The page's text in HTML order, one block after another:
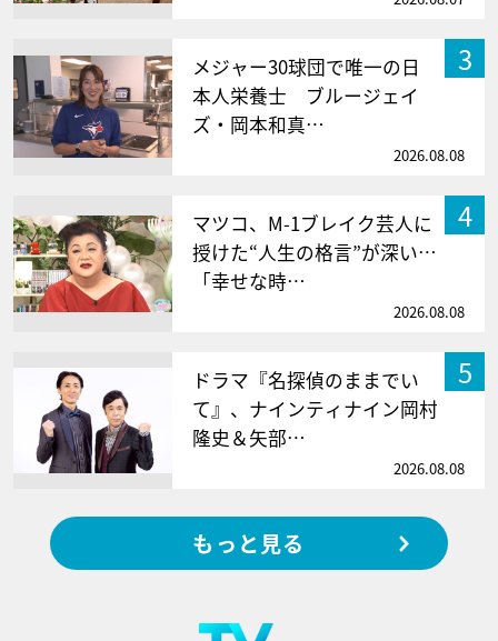
3
メジャー30球団で唯一の日
本人栄養士 ブルージェイ
ズ・岡本和真…
2026.08.08
4
マツコ、M-1ブレイク芸人に
授けた“人生の格言”が深い…
「幸せな時…
2026.08.08
5
ドラマ『名探偵のままでい
て』、ナインティナイン岡村
隆史＆矢部…
2026.08.08
もっと見る